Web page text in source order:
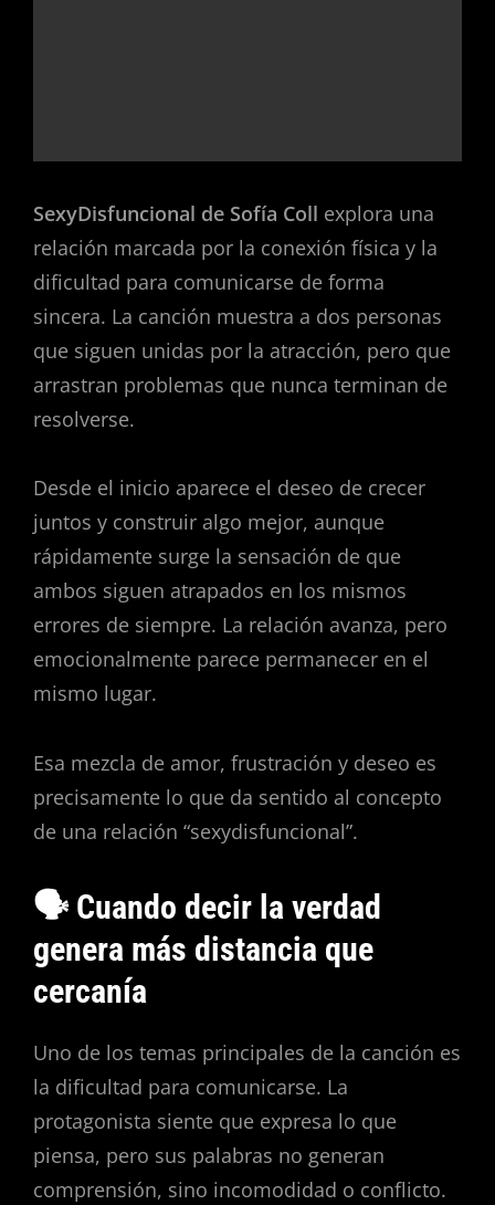
SexyDisfuncional de Sofía Coll explora una
relación marcada por la conexión física y la
dificultad para comunicarse de forma
sincera. La canción muestra a dos personas
que siguen unidas por la atracción, pero que
arrastran problemas que nunca terminan de
resolverse.
Desde el inicio aparece el deseo de crecer
juntos y construir algo mejor, aunque
rápidamente surge la sensación de que
ambos siguen atrapados en los mismos
errores de siempre. La relación avanza, pero
emocionalmente parece permanecer en el
mismo lugar.
Esa mezcla de amor, frustración y deseo es
precisamente lo que da sentido al concepto
de una relación “sexydisfuncional”.
🗣️ Cuando decir la verdad
genera más distancia que
cercanía
Uno de los temas principales de la canción es
la dificultad para comunicarse. La
protagonista siente que expresa lo que
piensa, pero sus palabras no generan
comprensión, sino incomodidad o conflicto.